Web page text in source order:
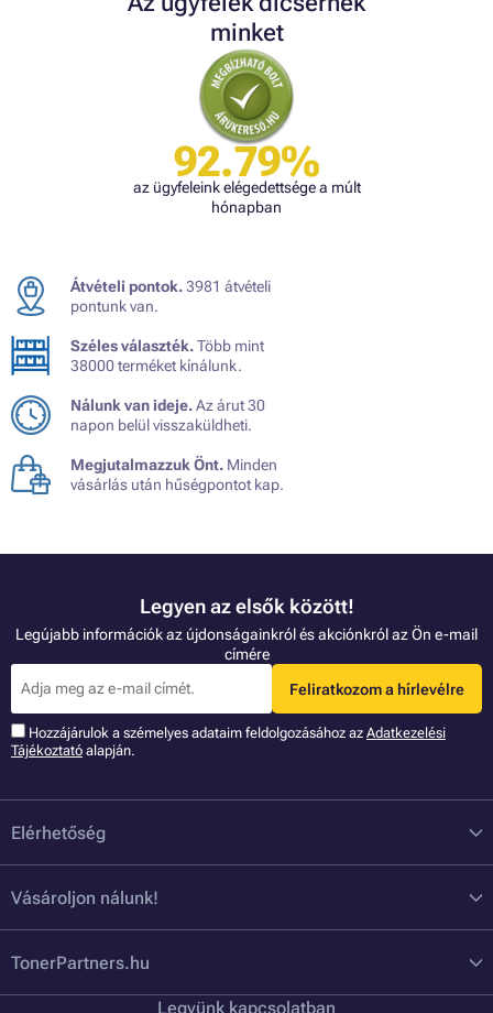
minket
92.79%
az ügyfeleink elégedettsége a múlt
hónapban
Átvételi pontok.3981 átvételi
pontunk van.
Széles választék.Több mint
38000 terméket kínálunk.
Nálunk van ideje.Az árut 30
napon belül visszaküldheti.
Megjutalmazzuk Önt. Minden
vásárlás után hűségpontot kap.
Legyen az elsők között!
Legújabb információk az újdonságainkról és akciónkról az Ön e-mail
címére
Feliratkozom a hírlevélre
Hozzájárulok a szémelyes adataim feldolgozásához az Adatkezelési
Tájékoztató alapján.
Elérhetőség
Vásároljon nálunk!
TonerPartners.hu
Legyünk kapcsolatban